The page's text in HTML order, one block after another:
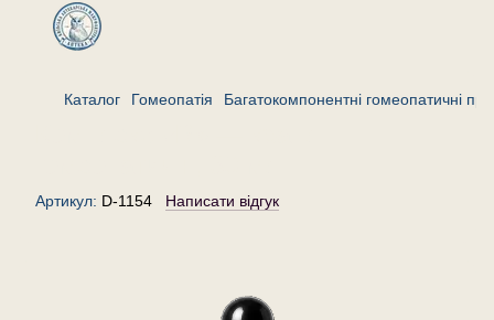
Каталог Гомеопатія Багатокомпонентні гомеопатичні
Артикул: D-1154 Написати відгук